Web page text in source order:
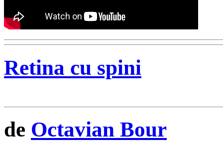
Retina cu spini
de Octavian Bour